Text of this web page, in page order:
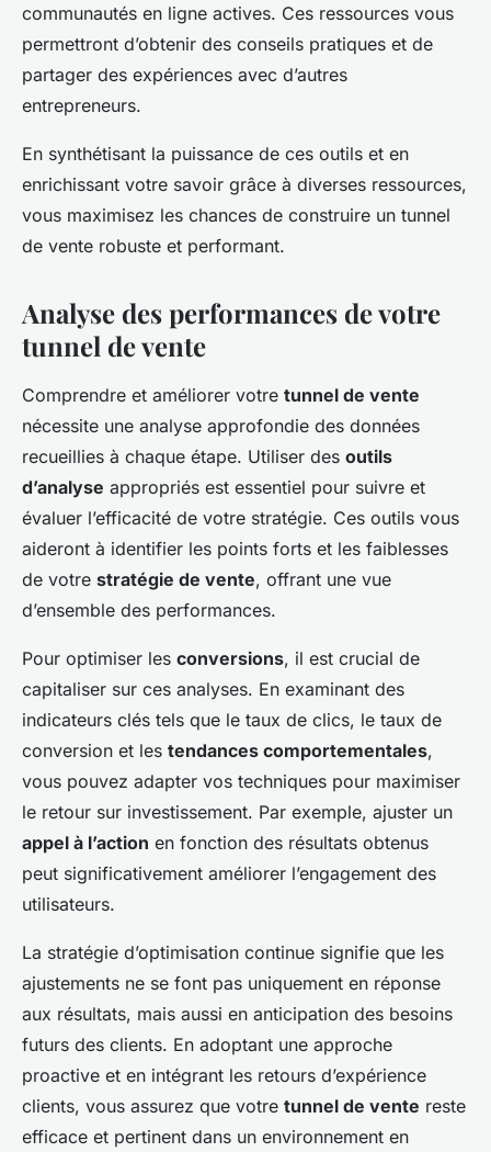
communautés en ligne actives. Ces ressources vous
permettront d’obtenir des conseils pratiques et de
partager des expériences avec d’autres
entrepreneurs.
En synthétisant la puissance de ces outils et en
enrichissant votre savoir grâce à diverses ressources,
vous maximisez les chances de construire un tunnel
de vente robuste et performant.
Analyse des performances de votre
tunnel de vente
Comprendre et améliorer votre tunnel de vente
nécessite une analyse approfondie des données
recueillies à chaque étape. Utiliser des outils
d’analyse appropriés est essentiel pour suivre et
évaluer l’efficacité de votre stratégie. Ces outils vous
aideront à identifier les points forts et les faiblesses
de votre stratégie de vente, offrant une vue
d’ensemble des performances.
Pour optimiser les conversions, il est crucial de
capitaliser sur ces analyses. En examinant des
indicateurs clés tels que le taux de clics, le taux de
conversion et les tendances comportementales,
vous pouvez adapter vos techniques pour maximiser
le retour sur investissement. Par exemple, ajuster un
appel à l’action en fonction des résultats obtenus
peut significativement améliorer l’engagement des
utilisateurs.
La stratégie d’optimisation continue signifie que les
ajustements ne se font pas uniquement en réponse
aux résultats, mais aussi en anticipation des besoins
futurs des clients. En adoptant une approche
proactive et en intégrant les retours d’expérience
clients, vous assurez que votre tunnel de vente reste
efficace et pertinent dans un environnement en